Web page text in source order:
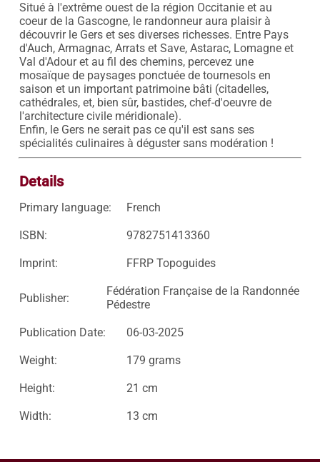
Situé à l'extrême ouest de la région Occitanie et au
coeur de la Gascogne, le randonneur aura plaisir à
découvrir le Gers et ses diverses richesses. Entre Pays
d'Auch, Armagnac, Arrats et Save, Astarac, Lomagne et
Val d'Adour et au fil des chemins, percevez une
mosaïque de paysages ponctuée de tournesols en
saison et un important patrimoine bâti (citadelles,
cathédrales, et, bien sûr, bastides, chef-d'oeuvre de
l'architecture civile méridionale).
Enfin, le Gers ne serait pas ce qu'il est sans ses
spécialités culinaires à déguster sans modération !
Details
Primary language: French
ISBN: 9782751413360
Imprint: FFRP Topoguides
Publisher:
Fédération Française de la Randonnée
Pédestre
Publication Date: 06-03-2025
Weight: 179 grams
Height: 21 cm
Width: 13 cm